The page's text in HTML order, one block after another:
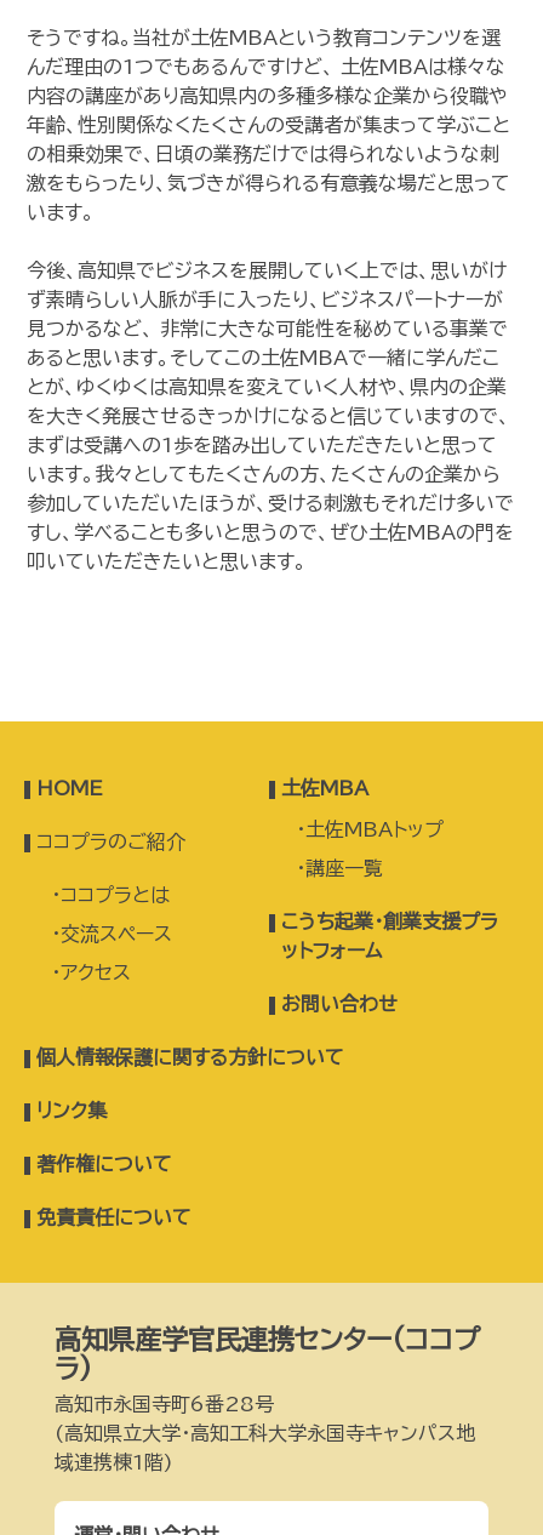
そうですね。当社が土佐MBAという教育コンテンツを選
んだ理由の1つでもあるんですけど、 土佐MBAは様々な
内容の講座があり高知県内の多種多様な企業から役職や
年齢、性別関係なくたくさんの受講者が集まって学ぶこと
の相乗効果で、日頃の業務だけでは得られないような刺
激をもらったり、気づきが得られる有意義な場だと思って
います。
今後、高知県でビジネスを展開していく上では、思いがけ
ず素晴らしい人脈が手に入ったり、ビジネスパートナーが
見つかるなど、 非常に大きな可能性を秘めている事業で
あると思います。そしてこの土佐MBAで一緒に学んだこ
とが、ゆくゆくは高知県を変えていく人材や、県内の企業
を大きく発展させるきっかけになると信じていますので、
まずは受講への1歩を踏み出していただきたいと思って
います。我々としてもたくさんの方、たくさんの企業から
参加していただいたほうが、受ける刺激もそれだけ多いで
すし、学べることも多いと思うので、ぜひ土佐MBAの門を
叩いていただきたいと思います。
HOME
ココプラのご紹介
ココプラとは
交流スペース
アクセス
土佐MBA
土佐MBAトップ
講座一覧
こうち起業・創業支援プラ
ットフォーム
お問い合わせ
個人情報保護に関する方針について
リンク集
著作権について
免責責任について
高知県産学官民連携センター(ココプ
ラ)
高知市永国寺町6番28号
(高知県立大学・高知工科大学永国寺キャンパス地
域連携棟1階)